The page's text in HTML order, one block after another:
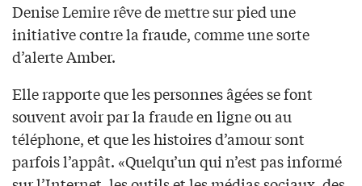
Denise Lemire rêve de mettre sur pied une
initiative contre la fraude, comme une sorte
d’alerte Amber.
Elle rapporte que les personnes âgées se font
souvent avoir par la fraude en ligne ou au
téléphone, et que les histoires d’amour sont
parfois l’appât. «Quelqu’un qui n’est pas informé